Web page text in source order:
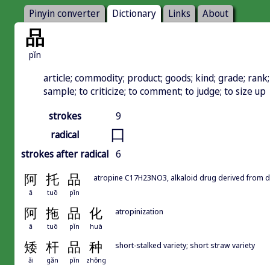
Pinyin converter Dictionary Links About
品
pǐn
article; commodity; product; goods; kind; grade;
sample; to criticize; to comment; to judge; to size up
strokes
9
radical
口
strokes after radical 6
阿 托 品
ā tuō pǐn
atropine C17H23NO3, alkaloid drug derived from
阿 拖 品 化
ā tuō pǐn huà
atropinization
矮 杆 品 种
ǎi gǎn pǐn zhǒng
short-stalked variety; short straw variety